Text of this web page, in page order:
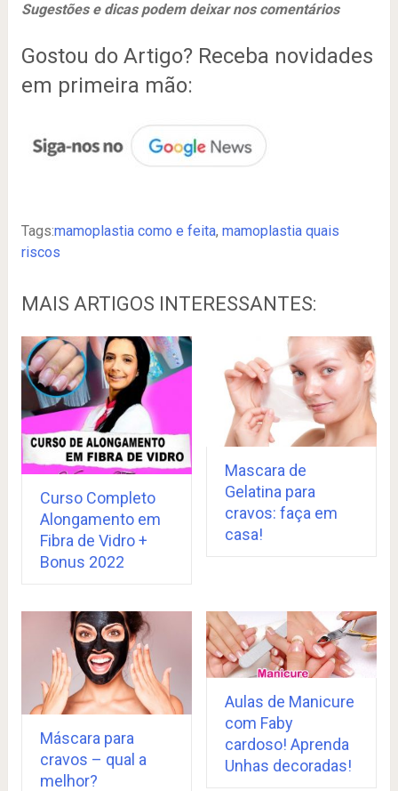
Sugestões e dicas podem deixar nos comentários
Gostou do Artigo? Receba novidades
em primeira mão:
Tags:mamoplastia como e feita, mamoplastia quais
riscos
MAIS ARTIGOS INTERESSANTES:
Curso Completo
Alongamento em
Fibra de Vidro +
Bonus 2022
Mascara de
Gelatina para
cravos: faça em
casa!
Máscara para
cravos – qual a
melhor?
Aulas de Manicure
com Faby
cardoso! Aprenda
Unhas decoradas!